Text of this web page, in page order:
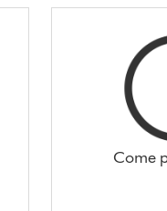
Come